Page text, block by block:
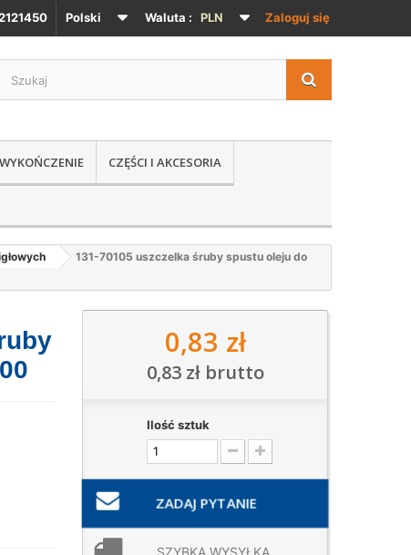
Zaloguj się
Waluta : PLN
Polski
CZĘŚCI I AKCESORIA
131-70105 uszczelka śruby spustu oleju do
0,83 zł
0,83 złbrutto
Ilość sztuk
ZADAJ PYTANIE
SZYBKA WYSYŁKA